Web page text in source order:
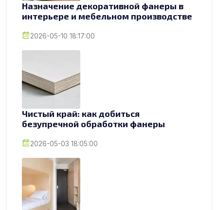
Назначение декоративной фанеры в
интерьере и мебельном производстве
2026-05-10 18:17:00
Чистый край: как добиться
безупречной обработки фанеры
2026-05-03 18:05:00